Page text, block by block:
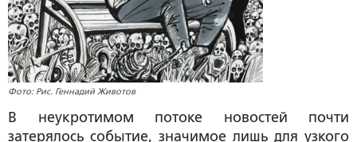
Фото: Рис. Геннадий Животов
В неукротимом потоке новостей почти
затерялось событие, значимое лишь для узкого